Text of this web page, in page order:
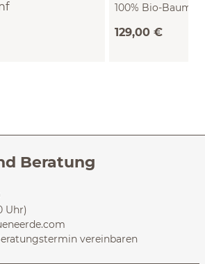
100% Bio-
129,00 €
Beratung
Uhr)
vereinbaren